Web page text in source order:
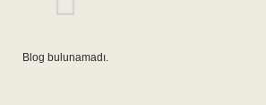
Blog bulunamadı.